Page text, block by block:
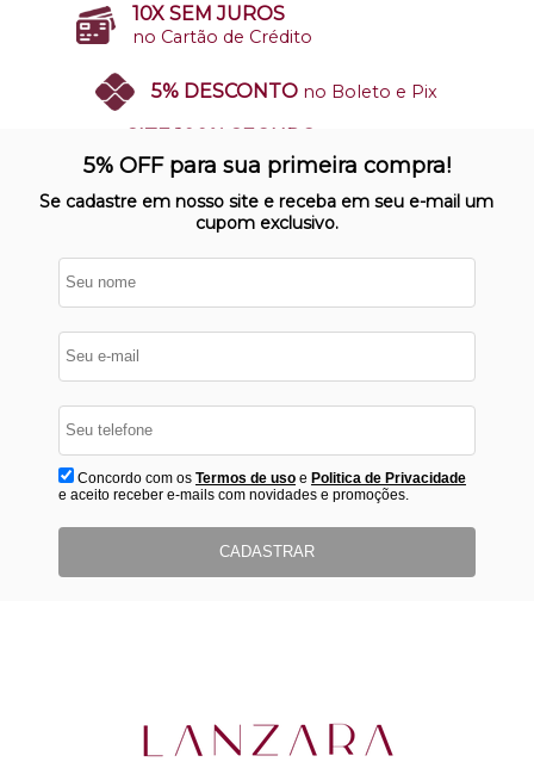
10X SEM JUROS
no Cartão de Crédito
5% DESCONTO no Boleto e Pix
SITE 100% SEGURO
Nosso site opera em ambiente
protegido
5% OFF para sua primeira compra!
Se cadastre em nosso site e receba em seu e-mail um
cupom exclusivo.
Concordo com os Termos de usoe Politica de Privacidade
e aceito receber e-mails com novidades e promoções.
CADASTRAR